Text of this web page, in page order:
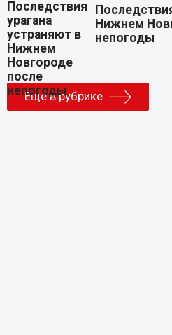
Нижнем
непогоды
Еще в рубрике